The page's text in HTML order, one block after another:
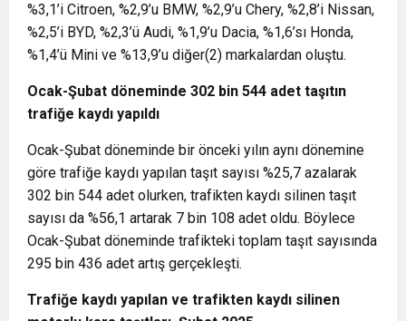
%3,1’i Citroen, %2,9’u BMW, %2,9’u Chery, %2,8’i Nissan,
%2,5’i BYD, %2,3’ü Audi, %1,9’u Dacia, %1,6’sı Honda,
%1,4’ü Mini ve %13,9’u diğer(2) markalardan oluştu.
Ocak-Şubat döneminde 302 bin 544 adet taşıtın
trafiğe kaydı yapıldı
Ocak-Şubat döneminde bir önceki yılın aynı dönemine
göre trafiğe kaydı yapılan taşıt sayısı %25,7 azalarak
302 bin 544 adet olurken, trafikten kaydı silinen taşıt
sayısı da %56,1 artarak 7 bin 108 adet oldu. Böylece
Ocak-Şubat döneminde trafikteki toplam taşıt sayısında
295 bin 436 adet artış gerçekleşti.
Trafiğe kaydı yapılan ve trafikten kaydı silinen